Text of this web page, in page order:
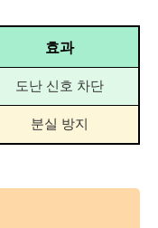
효과
도난 신호 차단
분실 방지